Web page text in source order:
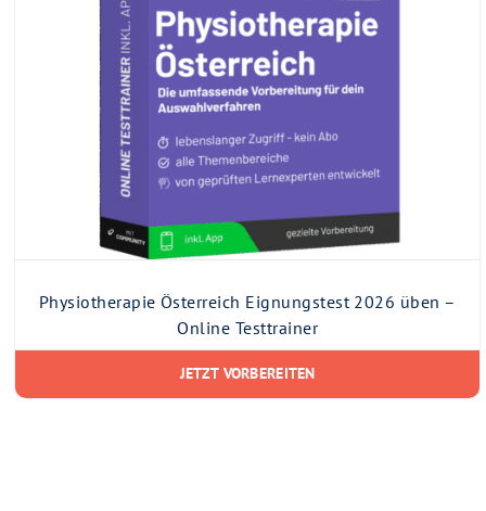
Physiotherapie Österreich Eignungstest 2026 üben –
Online Testtrainer
JETZT VORBEREITEN